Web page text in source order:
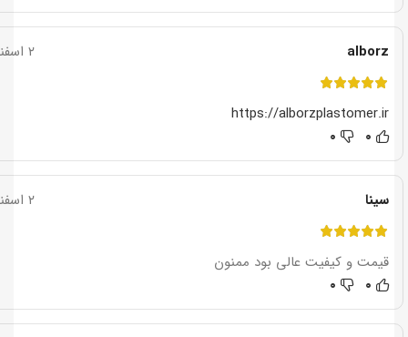
alborz ۲ اسفند ۱۳۹۷
https://alborzplastomer.ir
۰
۰
سینا ۲ اسفند ۱۳۹۷
قیمت و کیفیت عالی بود ممنون
۰
۰